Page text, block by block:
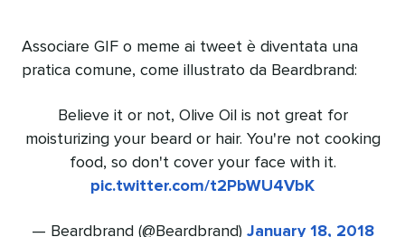
Associare GIF o meme ai tweet è diventata una
pratica comune, come illustrato da Beardbrand:
Believe it or not, Olive Oil is not great for
moisturizing your beard or hair. You're not cooking
food, so don't cover your face with it.
pic.twitter.com/t2PbWU4VbK
— Beardbrand (@Beardbrand) January 18, 2018